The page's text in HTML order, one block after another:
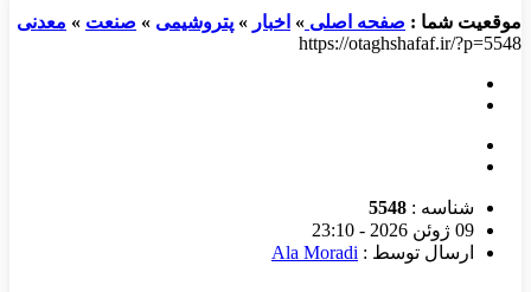
موقعیت شما : صفحه اصلی » اخبار » پتروشیمی » صنعت » معدنی
https://otaghshafaf.ir/?p=5548
شناسه : 5548
09 ژوئن 2026 - 23:10
ارسال توسط : Ala Moradi